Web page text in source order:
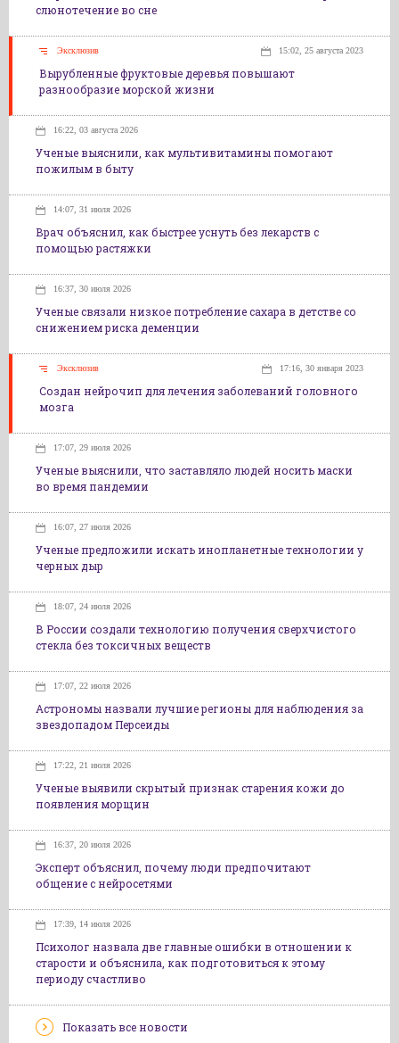
слюнотечение во сне
Эксклюзив 15:02, 25 августа 2023
Вырубленные фруктовые деревья повышают
разнообразие морской жизни
16:22, 03 августа 2026
Ученые выяснили, как мультивитамины помогают
пожилым в быту
14:07, 31 июля 2026
Врач объяснил, как быстрее уснуть без лекарств с
помощью растяжки
16:37, 30 июля 2026
Ученые связали низкое потребление сахара в детстве со
снижением риска деменции
Эксклюзив 17:16, 30 января 2023
Создан нейрочип для лечения заболеваний головного
мозга
17:07, 29 июля 2026
Ученые выяснили, что заставляло людей носить маски
во время пандемии
16:07, 27 июля 2026
Ученые предложили искать инопланетные технологии у
черных дыр
18:07, 24 июля 2026
В России создали технологию получения сверхчистого
стекла без токсичных веществ
17:07, 22 июля 2026
Астрономы назвали лучшие регионы для наблюдения за
звездопадом Персеиды
17:22, 21 июля 2026
Ученые выявили скрытый признак старения кожи до
появления морщин
16:37, 20 июля 2026
Эксперт объяснил, почему люди предпочитают
общение с нейросетями
17:39, 14 июля 2026
Психолог назвала две главные ошибки в отношении к
старости и объяснила, как подготовиться к этому
периоду счастливо
Показать все новости